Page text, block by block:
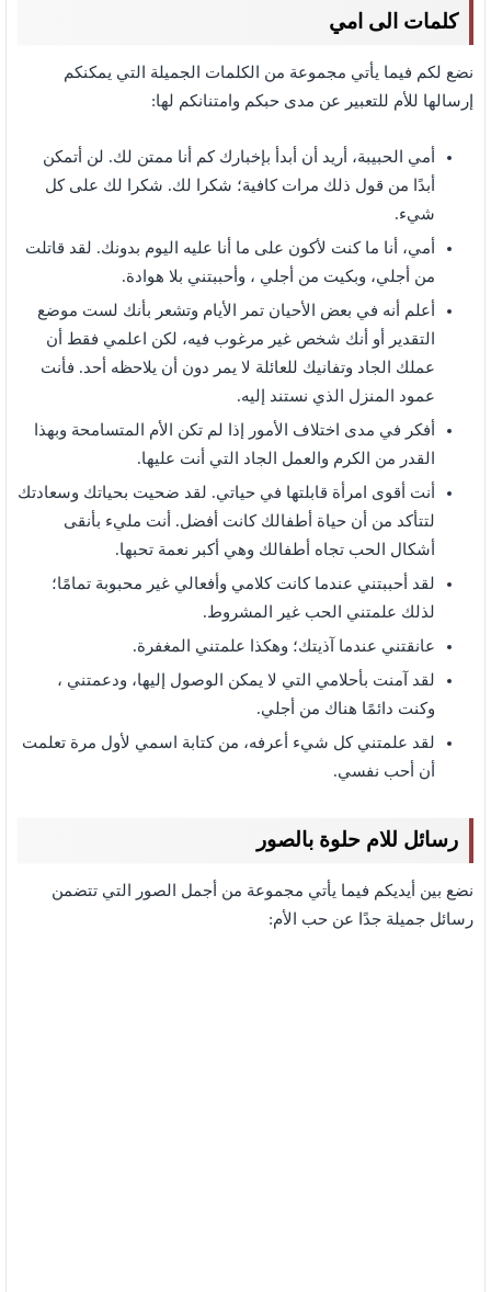
كلمات الى امي
نضع لكم فيما يأتي مجموعة من الكلمات الجميلة التي يمكنكم
إرسالها للأم للتعبير عن مدى حبكم وامتنانكم لها:
أمي الحبيبة، أريد أن أبدأ بإخبارك كم أنا ممتن لك. لن أتمكن
أبدًا من قول ذلك مرات كافية؛ شكرا لك. شكرا لك على كل
شيء.
أمي، أنا ما كنت لأكون على ما أنا عليه اليوم بدونك. لقد قاتلت
من أجلي، وبكيت من أجلي ، وأحببتني بلا هوادة.
أعلم أنه في بعض الأحيان تمر الأيام وتشعر بأنك لست موضع
التقدير أو أنك شخص غير مرغوب فيه، لكن اعلمي فقط أن
عملك الجاد وتفانيك للعائلة لا يمر دون أن يلاحظه أحد. فأنت
عمود المنزل الذي نستند إليه.
أفكر في مدى اختلاف الأمور إذا لم تكن الأم المتسامحة وبهذا
القدر من الكرم والعمل الجاد التي أنت عليها.
أنت أقوى امرأة قابلتها في حياتي. لقد ضحيت بحياتك وسعادتك
لتتأكد من أن حياة أطفالك كانت أفضل. أنت مليء بأنقى
أشكال الحب تجاه أطفالك وهي أكبر نعمة تحبها.
لقد أحببتني عندما كانت كلامي وأفعالي غير محبوبة تمامًا؛
لذلك علمتني الحب غير المشروط.
عانقتني عندما آذيتك؛ وهكذا علمتني المغفرة.
لقد آمنت بأحلامي التي لا يمكن الوصول إليها، ودعمتني ،
وكنت دائمًا هناك من أجلي.
لقد علمتني كل شيء أعرفه، من كتابة اسمي لأول مرة تعلمت
أن أحب نفسي.
رسائل للام حلوة بالصور
نضع بين أيديكم فيما يأتي مجموعة من أجمل الصور التي تتضمن
رسائل جميلة جدًا عن حب الأم: